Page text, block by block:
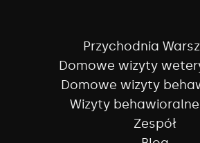
Przychodnia
Domowe wizyty
Domowe wizyty
Wizyty
Zespół